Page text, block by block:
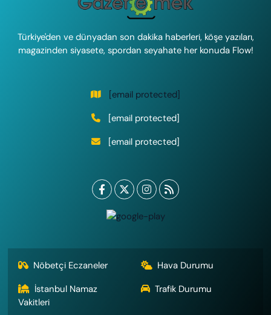
Türkiye'den ve dünyadan son dakika haberleri, köşe yazıları,
magazinden siyasete, spordan seyahate her konuda Flow!
[email protected]
[email protected]
[email protected]
Nöbetçi Eczaneler
Hava Durumu
İstanbul Namaz
Vakitleri
Trafik Durumu